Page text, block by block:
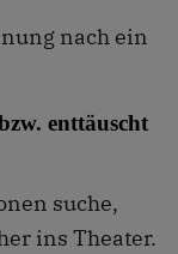
nach ein
enttäuscht
suche,
ins Theater.